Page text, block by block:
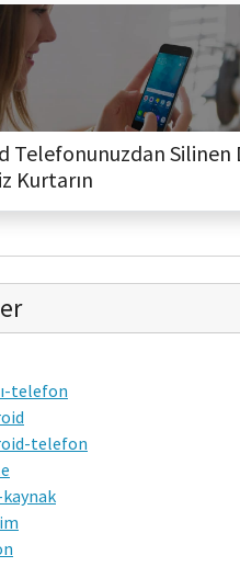
Telefonunuzdan Silinen
Kurtarın
telefon
telefon
kaynak